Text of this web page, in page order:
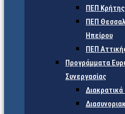
ΠΕΠ Κρήτης
ΠΕΠ
Ηπείρου
ΠΕΠ
Προγράμματα
Συνεργασίας